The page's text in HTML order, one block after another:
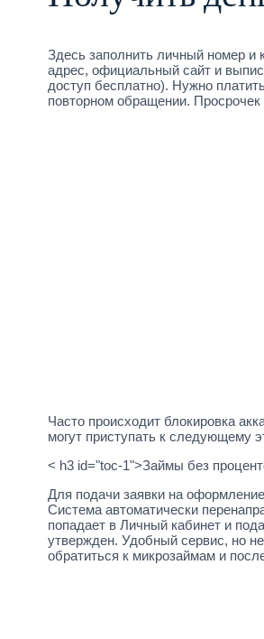
Здесь заполнить личный номер
адрес, официальный сайт и
доступ бесплатно). Нужно
повторном обращении.
Часто происходит блокировка
могут приступать к следующему
< h3 id="toc-1">Займы без
Для подачи заявки на
Система автоматически
попадает в Личный кабинет и
утвержден. Удобный сервис, но
обратиться к микрозаймам и